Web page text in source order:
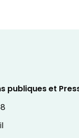
publiques et